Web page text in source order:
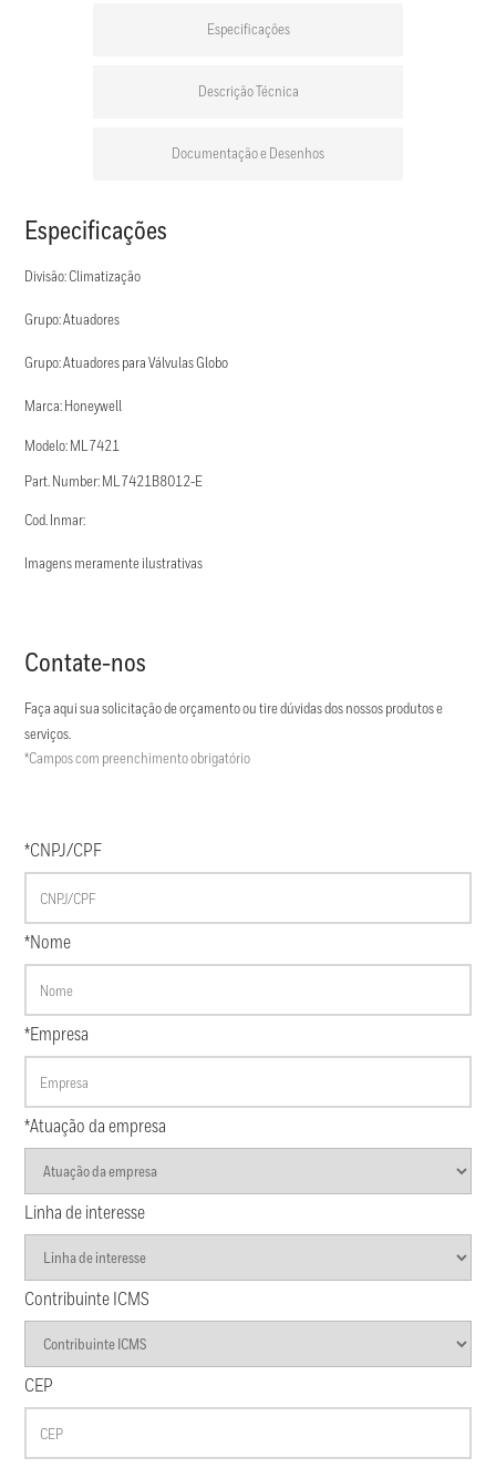
Especificações
Descrição Técnica
Documentação e Desenhos
Especificações
Divisão: Climatização
Grupo: Atuadores
Grupo: Atuadores para Válvulas Globo
Marca: Honeywell
Modelo: ML7421
Part. Number: ML7421B8012-E
Cod. Inmar:
Imagens meramente ilustrativas
Contate-nos
Faça aqui sua solicitação de orçamento ou tire dúvidas dos nossos produtos e
serviços.
*Campos com preenchimento obrigatório
*CNPJ/CPF
*Nome
*Empresa
*Atuação da empresa
Linha de interesse
Contribuinte ICMS
CEP